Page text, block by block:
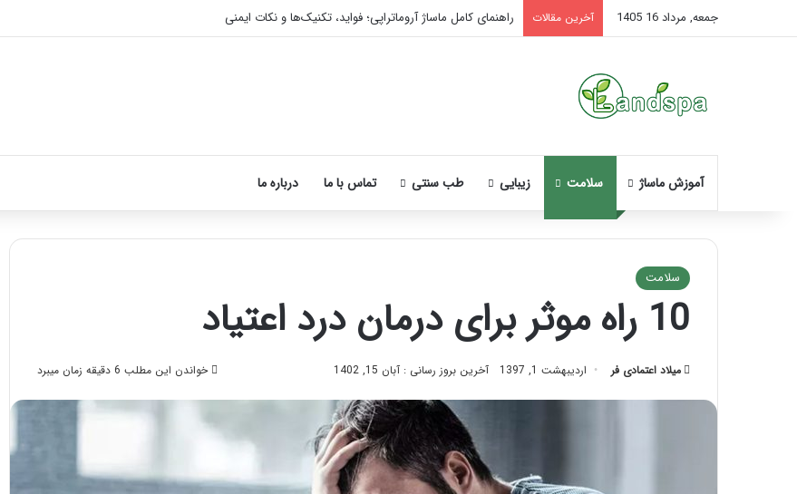
جمعه, مرداد 16 1405 آخرین مقالات راهنمای کامل ماساژ آروماتراپی؛ فواید، تکنیک‌ها و نکات ایمنی
آموزش ماساژ سلامت زیبایی طب سنتی تماس با ما درباره ما
سلامت
10 راه موثر برای درمان درد اعتیاد
میلاد اعتمادی فر اردیبهشت 1, 1397 آخرین بروز رسانی : آبان 15, 1402 خواندن این مطلب 6 دقیقه زمان میبرد
نحوه
صورت
از
و نحوه ماساژ صورت بعد از تزریق چربی؛
آموزش
خانه
مهر 8, 1404